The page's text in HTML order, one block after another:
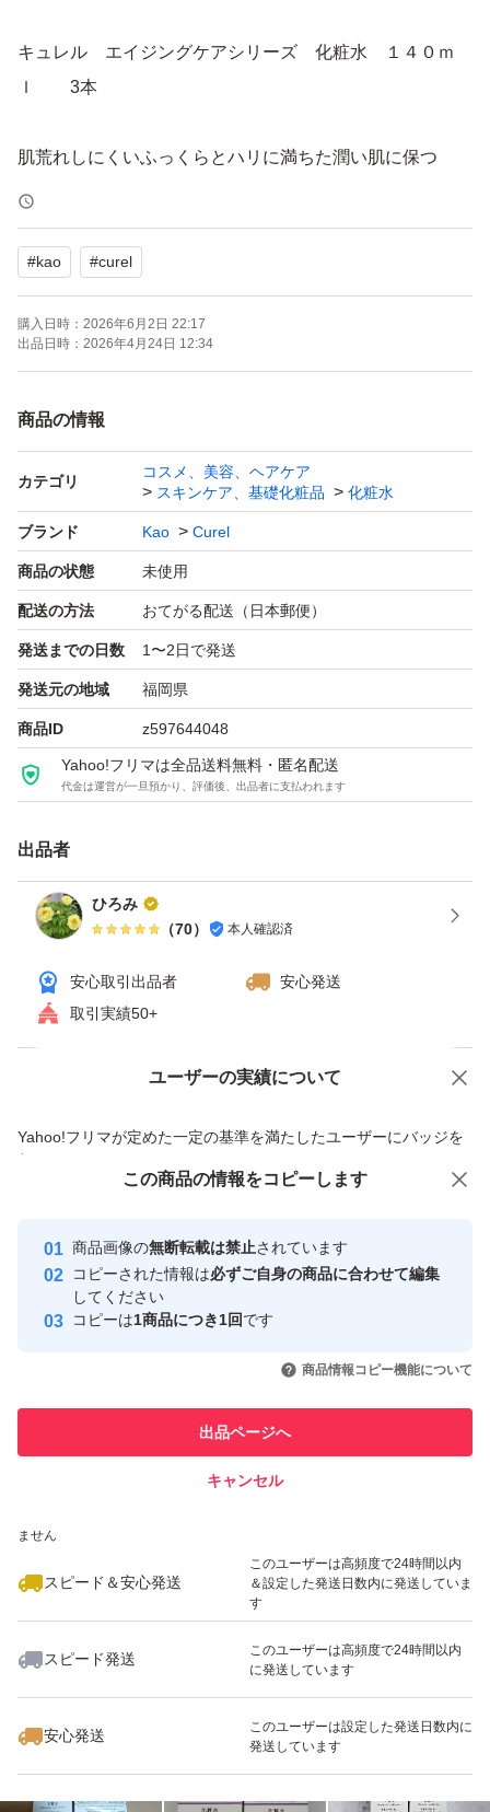
キュレル エイジングケアシリーズ 化粧水 １４０ｍ
ｌ 3本
肌荒れしにくいふっくらとハリに満ちた潤い肌に保つ
#kao #curel
購入日時： 2026年6月2日 22:17
出品日時： 2026年4月24日 12:34
商品の情報
カテゴリ
コスメ、美容、ヘアケア
スキンケア、基礎化粧品
化粧水
ブランド Kao Curel
商品の状態 未使用
配送の方法 おてがる配送（日本郵便）
発送までの日数 1〜2日で発送
発送元の地域 福岡県
商品ID z597644048
Yahoo!フリマは全品送料無料・匿名配送
代金は運営が一旦預かり、評価後、出品者に支払われます
出品者
ひろみ
（70） 本人確認済
安心取引出品者
安心発送
取引実績50+
ユーザーの実績について
Yahoo!フリマが定めた一定の基準を満たしたユーザーにバッジを
付与しています
安心取引出品者
心・安全なユーザーです
取引実績
引を完了させた実績があります
での取引実績があります
ません
スピード＆安心発送
このユーザーは高頻度で24時間以内
＆設定した発送日数内に発送していま
す
スピード発送
このユーザーは高頻度で24時間以内
に発送しています
安心発送
このユーザーは設定した発送日数内に
発送しています
価格の相談 商品への質問
この商品の情報をコピーします
商品画像の無断転載は禁止されています
コピーされた情報は必ずご自身の商品に合わせて編集
してください
コピーは1商品につき1回です
商品情報コピー機能について
出品ページへ
キャンセル
この商品をみている人にオススメ
いいね！
5,980